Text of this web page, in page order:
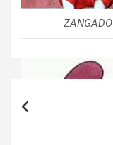
ZANGADO
de
Post